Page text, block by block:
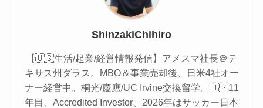
ShinzakiChihiro
【🇺🇸生活/起業/経営情報発信】アメスマ社長＠テ
キサス州ダラス。MBO＆事業売却後、日米4社オー
ナー経営中。桐光/慶應/UC Irvine交換留学。🇺🇸11
年目、Accredited Investor、2026年はサッカー日本